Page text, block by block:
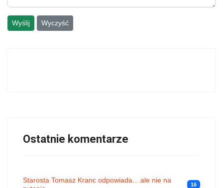
Wyślij Wyczyść
Ostatnie komentarze
Starosta Tomasz Kranc odpowiada... ale nie na
16